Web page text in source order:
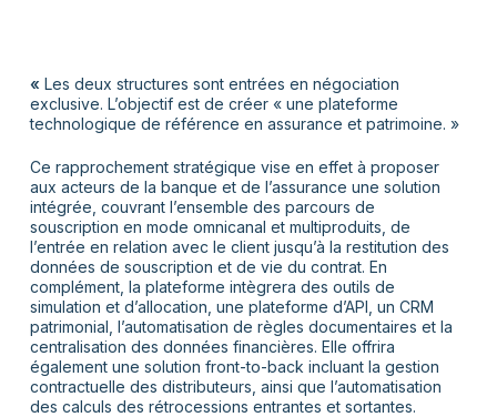
« Les deux structures sont entrées en négociation
exclusive. L’objectif est de créer « une plateforme
technologique de référence en assurance et patrimoine. »
Ce rapprochement stratégique vise en effet à proposer
aux acteurs de la banque et de l’assurance une solution
intégrée, couvrant l’ensemble des parcours de
souscription en mode omnicanal et multiproduits, de
l’entrée en relation avec le client jusqu’à la restitution des
données de souscription et de vie du contrat. En
complément, la plateforme intègrera des outils de
simulation et d’allocation, une plateforme d’API, un CRM
patrimonial, l’automatisation de règles documentaires et la
centralisation des données financières. Elle offrira
également une solution front-to-back incluant la gestion
contractuelle des distributeurs, ainsi que l’automatisation
des calculs des rétrocessions entrantes et sortantes.